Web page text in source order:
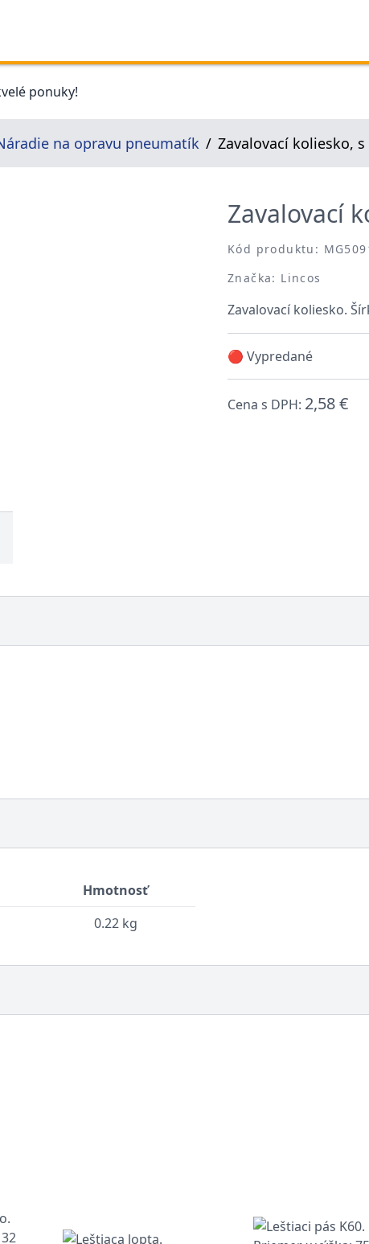
ponuky!
na opravu pneumatík Zavalovací koliesko,
Zavalovací
Kód produktu:
Značka: Lincos
Zavalovací koliesko.
🔴 Vypredané
Cena s DPH: 2,58 €
Hmotnosť
0.22 kg